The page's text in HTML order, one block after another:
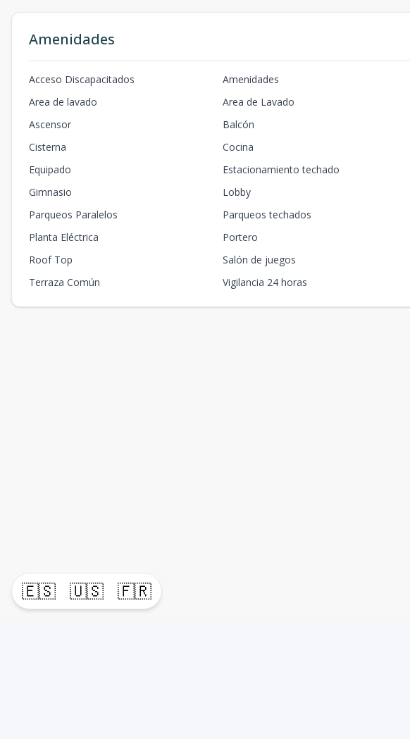
🇪🇸 🇺🇸 🇫🇷
Amenidades
Acceso Discapacitados Amenidades
Area de lavado
Area de Lavado
Ascensor
Balcón
Cisterna
Cocina
Equipado
Estacionamiento techado
Gimnasio
Lobby
Parqueos Paralelos
Parqueos techados
Planta Eléctrica
Portero
Roof Top
Salón de juegos
Terraza Común
Vigilancia 24 horas